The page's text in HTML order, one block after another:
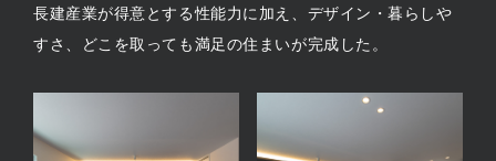
長建産業が得意とする性能力に加え、デザイン・暮らしや
すさ、どこを取っても満足の住まいが完成した。